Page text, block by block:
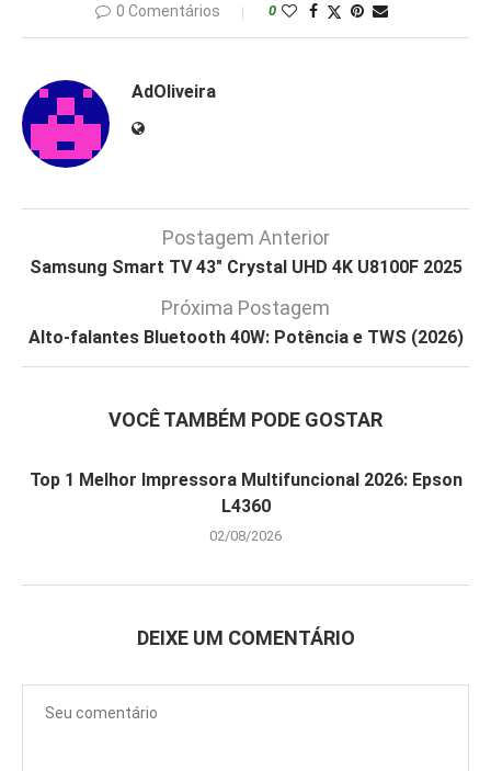
0 Comentários 0
AdOliveira
Postagem Anterior
Samsung Smart TV 43″ Crystal UHD 4K U8100F 2025
Próxima Postagem
Alto-falantes Bluetooth 40W: Potência e TWS (2026)
VOCÊ TAMBÉM PODE GOSTAR
Top 1 Melhor Impressora Multifuncional 2026: Epson
L4360
02/08/2026
DEIXE UM COMENTÁRIO